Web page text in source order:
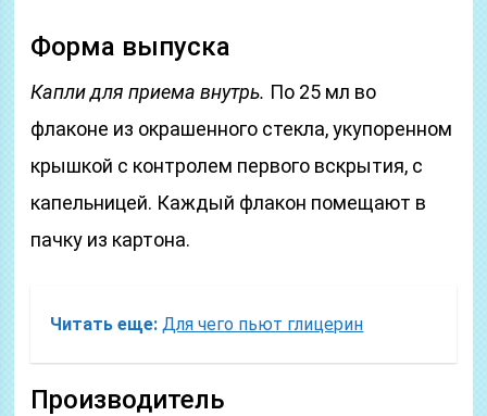
Форма выпуска
Капли для приема внутрь. По 25 мл во
флаконе из окрашенного стекла, укупоренном
крышкой с контролем первого вскрытия, с
капельницей. Каждый флакон помещают в
пачку из картона.
Читать еще: Для чего пьют глицерин
Производитель